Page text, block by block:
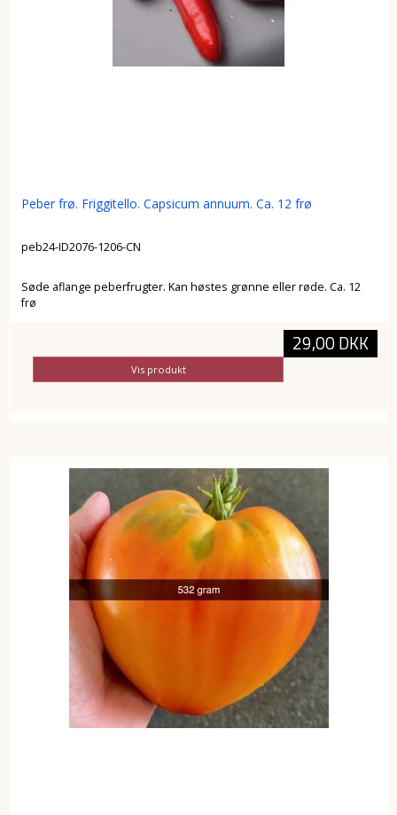
Peber frø. Friggitello. Capsicum annuum. Ca. 12 frø
peb24-ID2076-1206-CN
Søde aflange peberfrugter. Kan høstes grønne eller røde. Ca. 12
frø
29,00 DKK
Vis produkt